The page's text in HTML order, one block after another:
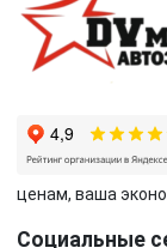
ценам, ваша
Социальные